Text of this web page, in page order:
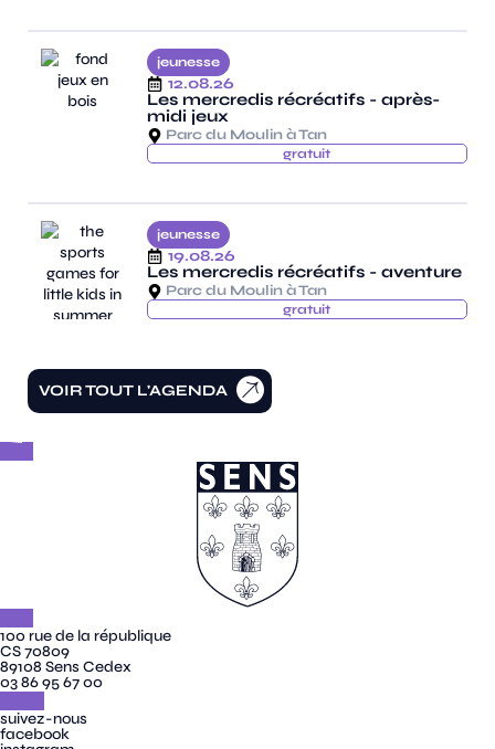
jeunesse
12.08.26
Les mercredis récréatifs - après-
midi jeux
Parc du Moulin à Tan
gratuit
jeunesse
19.08.26
Les mercredis récréatifs - aventure
Parc du Moulin à Tan
gratuit
VOIR TOUT L'AGENDA
100 rue de la république
CS 70809
89108 Sens Cedex
03 86 95 67 00
suivez-nous
facebook